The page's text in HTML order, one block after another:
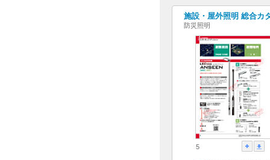
施設・屋外照明 総合カ
防災照明
5